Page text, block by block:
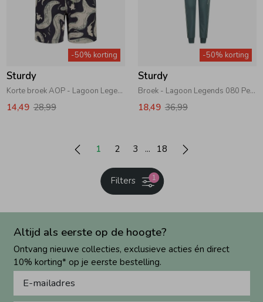
-50% korting
Sturdy
Korte broek AOP - Lagoon Legends 070 Indigo
14,49 28,99
-50% korting
Sturdy
Broek - Lagoon Legends 080 Petrol
18,49 36,99
1 2 3 18
1
Filters
Altijd als eerste op de hoogte?
Ontvang nieuwe collecties, exclusieve acties én direct
10% korting* op je eerste bestelling.